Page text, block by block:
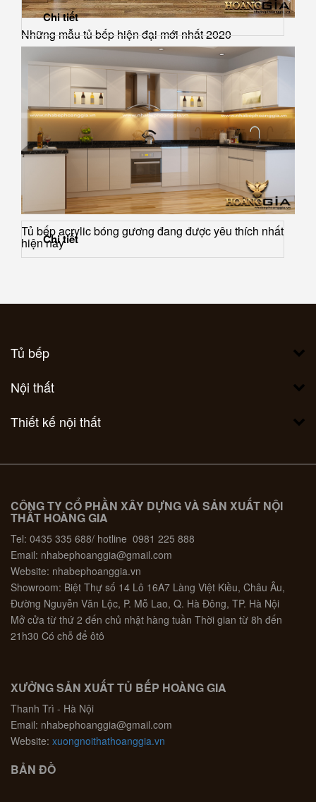
Những mẫu tủ bếp hiện đại mới nhất 2020
Chi tiết
Tủ bếp acrylic bóng gương đang được yêu thích nhất
hiện nay
Chi tiết
Tủ bếp
Nội thất
Thiết kế nội thất
CÔNG TY CỔ PHẦN XÂY DỰNG VÀ SẢN XUẤT NỘI
THẤT HOÀNG GIA
Tel: 0435 335 688/ hotline 0981 225 888
Email: nhabephoanggia@gmail.com
Website: nhabephoanggia.vn
Showroom: Biệt Thự số 14 Lô 16A7 Làng Việt Kiều, Châu Âu,
Đường Nguyễn Văn Lộc, P. Mỗ Lao, Q. Hà Đông, TP. Hà Nội
Mở cửa từ thứ 2 đến chủ nhật hàng tuần Thời gian từ 8h đến
21h30 Có chỗ để ôtô
XƯỞNG SẢN XUẤT TỦ BẾP HOÀNG GIA
Thanh Trì - Hà Nội
Email: nhabephoanggia@gmail.com
Website: xuongnoithathoanggia.vn
BẢN ĐỒ